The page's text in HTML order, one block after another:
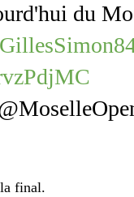
du
final.